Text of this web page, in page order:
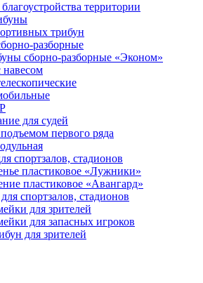
территории
трибун
разборные
сборно-разборные «Эконом»
для судей
первого ряда
спортзалов, стадионов
пластиковое «Лужники»
пластиковое «Авангард»
спортзалов, стадионов
для зрителей
для запасных игроков
для зрителей